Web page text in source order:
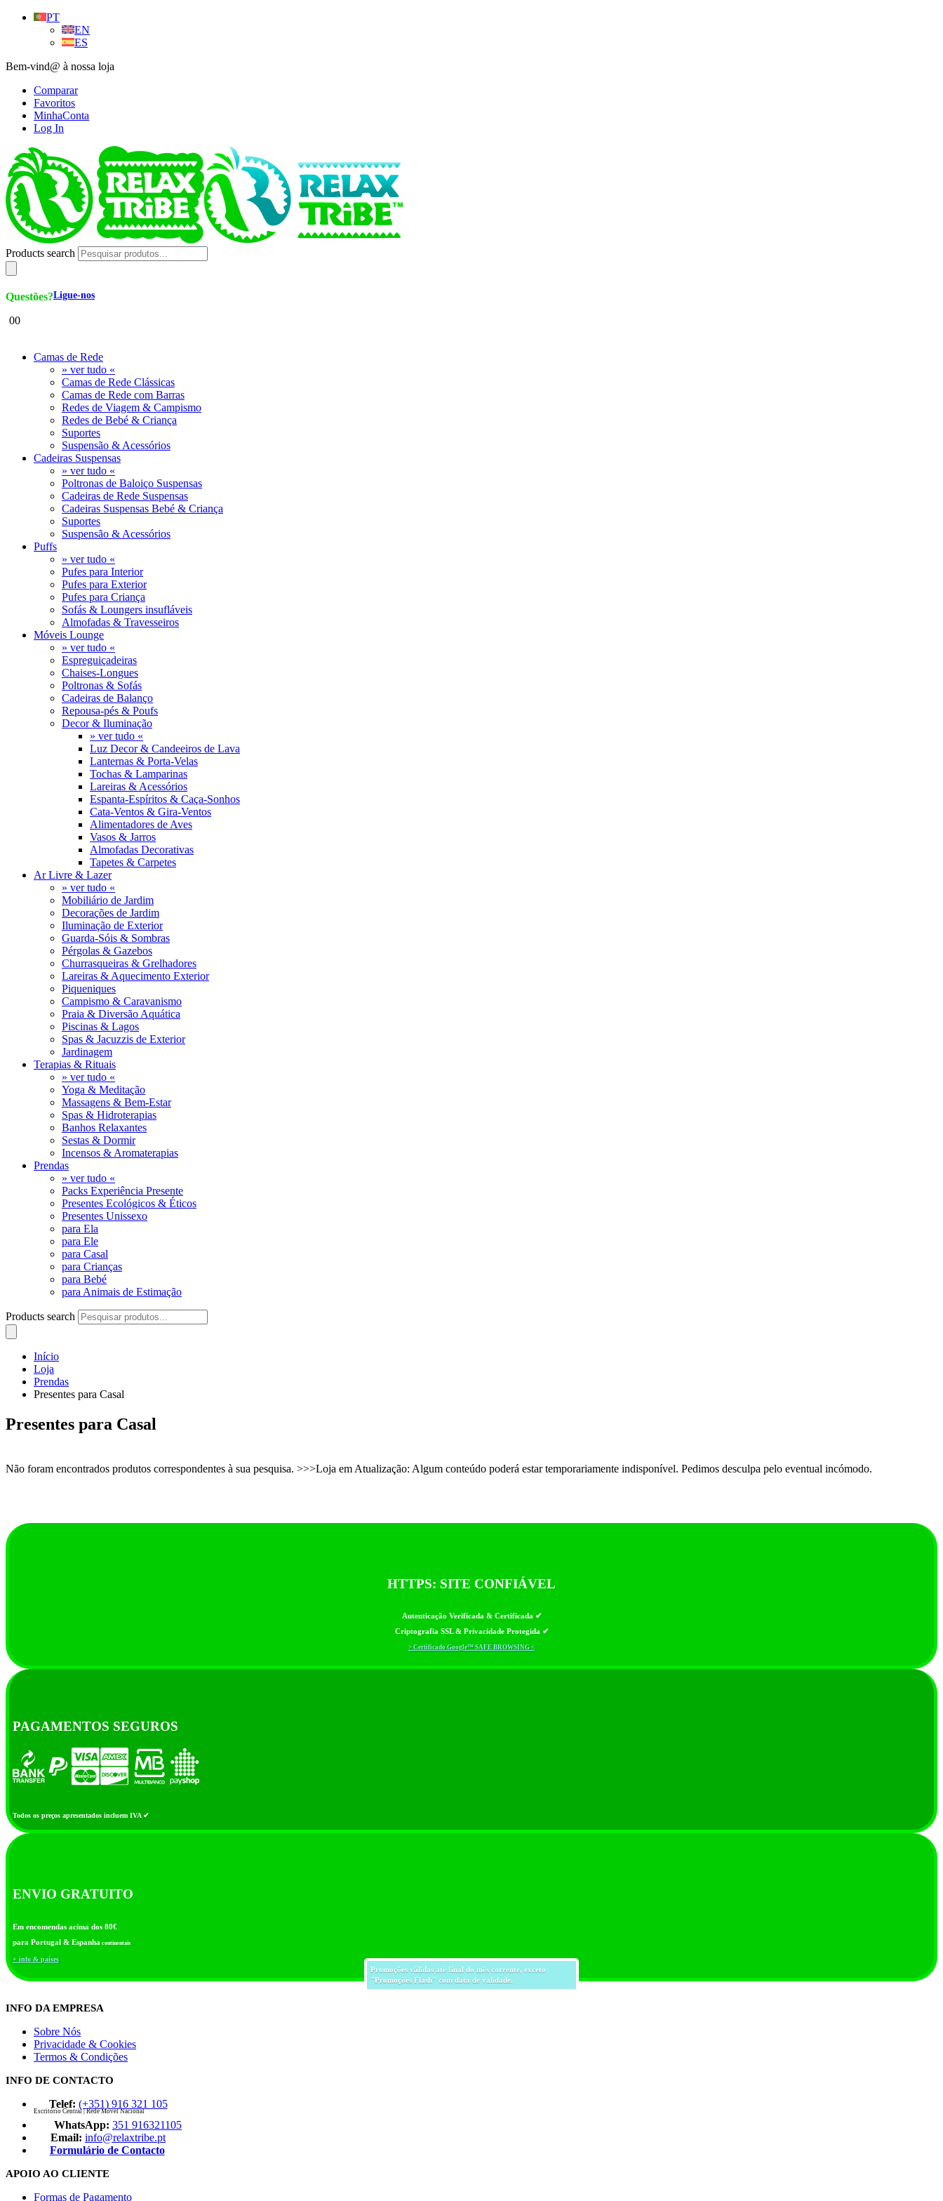
PT
EN
ES
Bem-vind@ à nossa loja
Comparar
Favoritos
MinhaConta
Log In
Products search
Questões?Ligue-nos
00
Camas de Rede
» ver tudo «
Camas de Rede Clássicas
Camas de Rede com Barras
Redes de Viagem & Campismo
Redes de Bebé & Criança
Suportes
Suspensão & Acessórios
Cadeiras Suspensas
» ver tudo «
Poltronas de Baloiço Suspensas
Cadeiras de Rede Suspensas
Cadeiras Suspensas Bebé & Criança
Suportes
Suspensão & Acessórios
Puffs
» ver tudo «
Pufes para Interior
Pufes para Exterior
Pufes para Criança
Sofás & Loungers insufláveis
Almofadas & Travesseiros
Móveis Lounge
» ver tudo «
Espreguiçadeiras
Chaises-Longues
Poltronas & Sofás
Cadeiras de Balanço
Repousa-pés & Poufs
Decor & Iluminação
» ver tudo «
Luz Decor & Candeeiros de Lava
Lanternas & Porta-Velas
Tochas & Lamparinas
Lareiras & Acessórios
Espanta-Espíritos & Caça-Sonhos
Cata-Ventos & Gira-Ventos
Alimentadores de Aves
Vasos & Jarros
Almofadas Decorativas
Tapetes & Carpetes
Ar Livre & Lazer
» ver tudo «
Mobiliário de Jardim
Decorações de Jardim
Iluminação de Exterior
Guarda-Sóis & Sombras
Pérgolas & Gazebos
Churrasqueiras & Grelhadores
Lareiras & Aquecimento Exterior
Piqueniques
Campismo & Caravanismo
Praia & Diversão Aquática
Piscinas & Lagos
Spas & Jacuzzis de Exterior
Jardinagem
Terapias & Rituais
» ver tudo «
Yoga & Meditação
Massagens & Bem-Estar
Spas & Hidroterapias
Banhos Relaxantes
Sestas & Dormir
Incensos & Aromaterapias
Prendas
» ver tudo «
Packs Experiência Presente
Presentes Ecológicos & Éticos
Presentes Unissexo
para Ela
para Ele
para Casal
para Crianças
para Bebé
para Animais de Estimação
Products search
Início
Loja
Prendas
Presentes para Casal
Presentes para Casal
Não foram encontrados produtos correspondentes à sua pesquisa. >>>Loja em Atualização: Algum conteúdo poderá estar temporariamente indisponível. Pedimos desculpa pelo eventual incómodo.
HTTPS: SITE CONFIÁVEL
Autenticação Verificada & Certificada ✔
Criptografia SSL & Privacidade Protegida ✔
> Certificado Google™ SAFE BROWSING <
PAGAMENTOS SEGUROS
Todos os preços apresentados incluem IVA ✔
ENVIO GRATUITO
Em encomendas acima dos 80€
para Portugal & Espanha continentais
+ info & países
Promoções válidas até final do mês corrente, exceto
"Promoções Flash" com data de validade.
INFO DA EMPRESA
Sobre Nós
Privacidade & Cookies
Termos & Condições
INFO DE CONTACTO
Telef: (+351) 916 321 105
Escritório Central | Rede Móvel Nacional
WhatsApp: 351 916321105
Email: info@relaxtribe.pt
Formulário de Contacto
APOIO AO CLIENTE
Formas de Pagamento